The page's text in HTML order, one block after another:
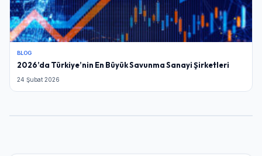
BLOG
2026’da Türkiye’nin En Büyük Savunma Sanayi Şirketleri
24 Şubat 2026